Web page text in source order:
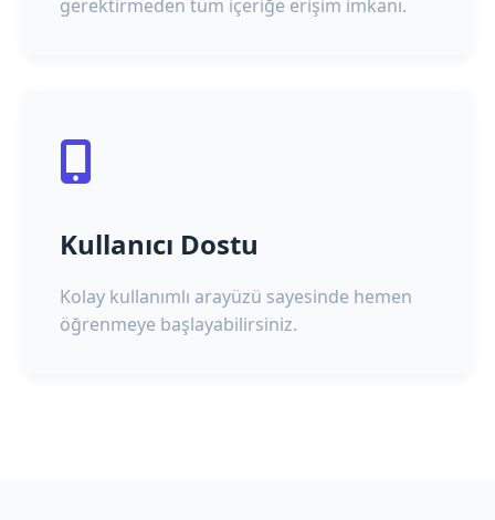
gerektirmeden tüm içeriğe erişim imkanı.
Kullanıcı Dostu
Kolay kullanımlı arayüzü sayesinde hemen
öğrenmeye başlayabilirsiniz.